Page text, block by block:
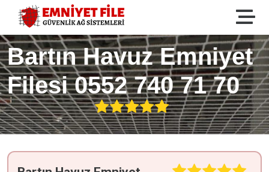
Bartın Havuz Emniyet
Filesi 0552 740 71 70